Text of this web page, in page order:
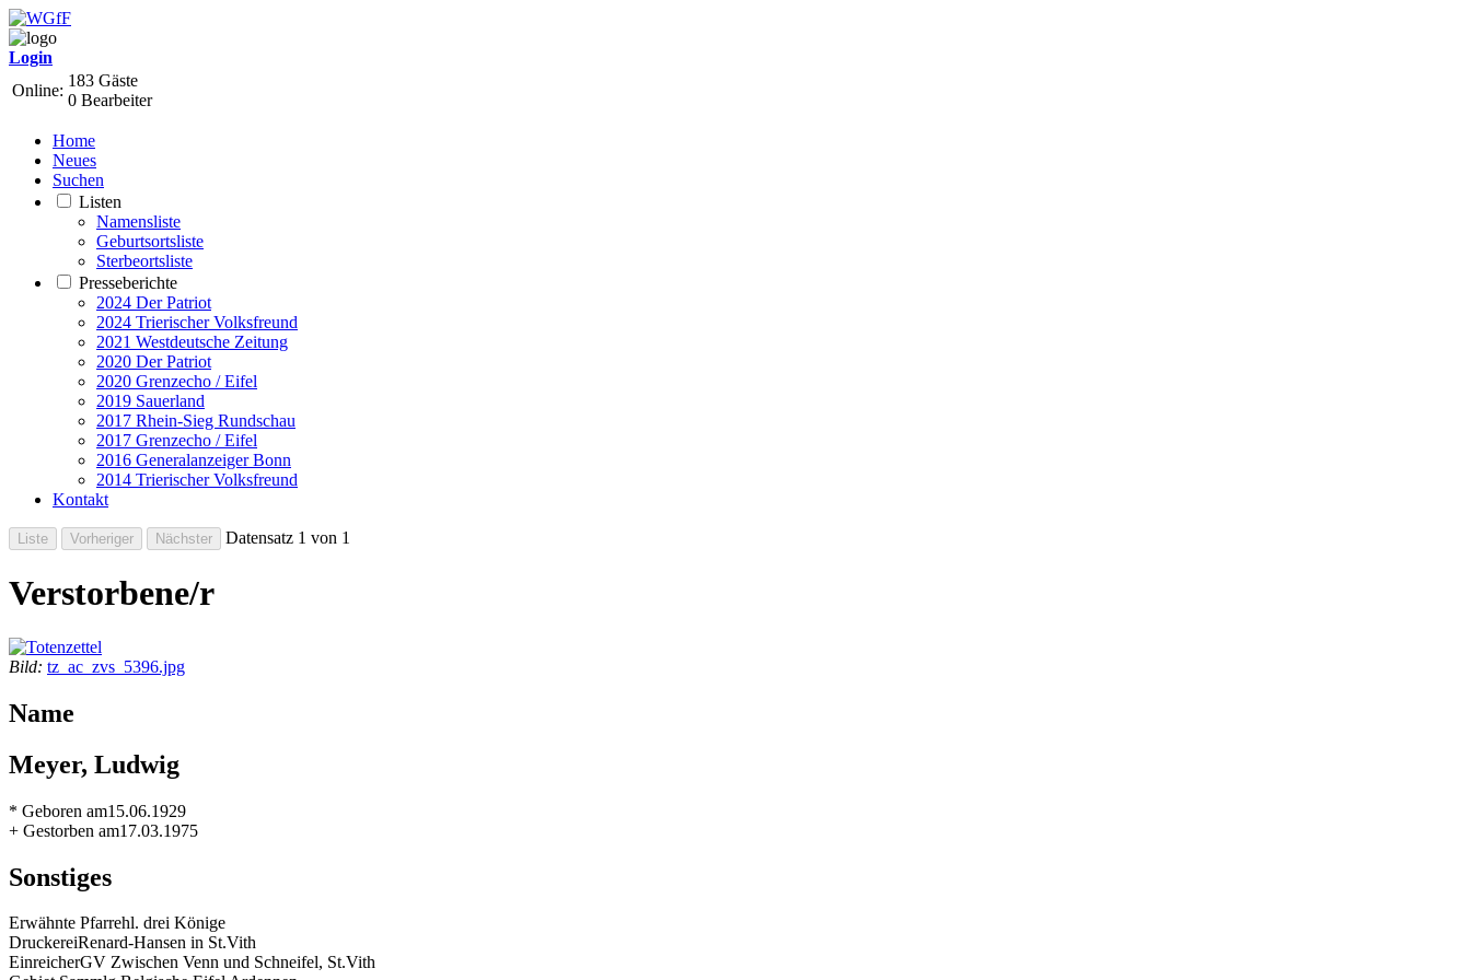
Login
Online:
183 Gäste
0 Bearbeiter
Home
Neues
Suchen
Listen
Namensliste
Geburtsortsliste
Sterbeortsliste
Presseberichte
2024 Der Patriot
2024 Trierischer Volksfreund
2021 Westdeutsche Zeitung
2020 Der Patriot
2020 Grenzecho / Eifel
2019 Sauerland
2017 Rhein-Sieg Rundschau
2017 Grenzecho / Eifel
2016 Generalanzeiger Bonn
2014 Trierischer Volksfreund
Kontakt
Datensatz 1 von 1
Verstorbene/r
Bild: tz_ac_zvs_5396.jpg
Name
Meyer, Ludwig
* Geboren am15.06.1929
+ Gestorben am17.03.1975
Sonstiges
Erwähnte Pfarrehl. drei Könige
DruckereiRenard-Hansen in St.Vith
EinreicherGV Zwischen Venn und Schneifel, St.Vith